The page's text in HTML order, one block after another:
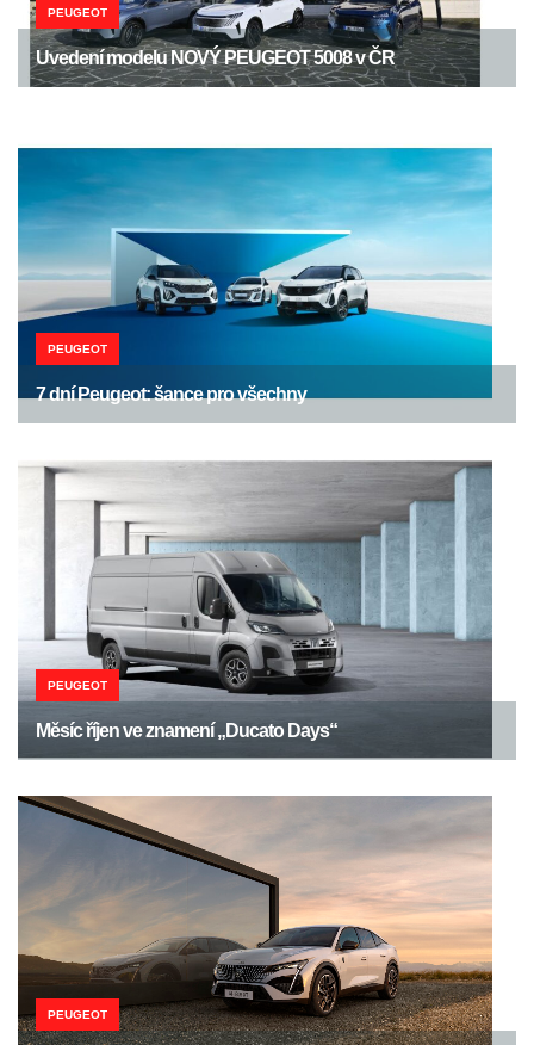
PEUGEOT
Uvedení modelu NOVÝ PEUGEOT 5008 v ČR
PEUGEOT
7 dní Peugeot: šance pro všechny
PEUGEOT
Měsíc říjen ve znamení „Ducato Days“
PEUGEOT